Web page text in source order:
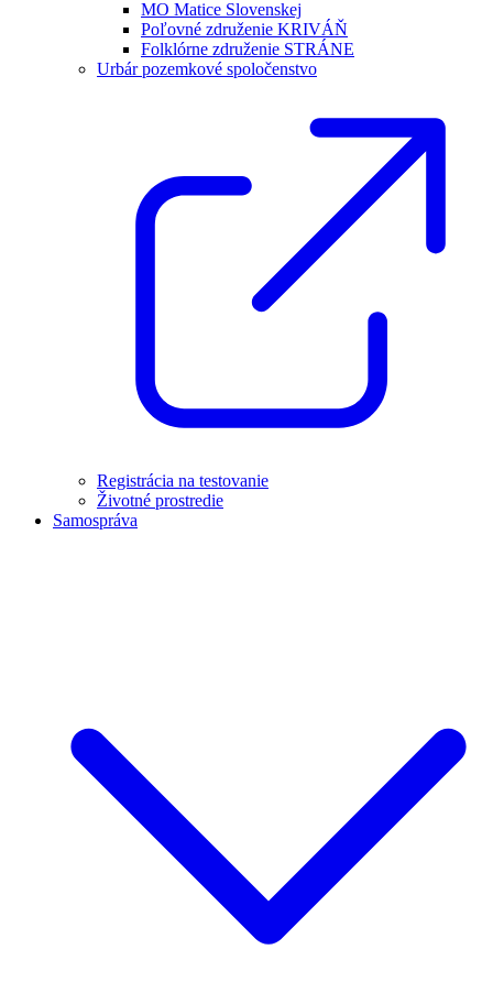
MO Matice Slovenskej
Poľovné združenie KRIVÁŇ
Folklórne združenie STRÁNE
Urbár pozemkové spoločenstvo
Registrácia na testovanie
Životné prostredie
Samospráva